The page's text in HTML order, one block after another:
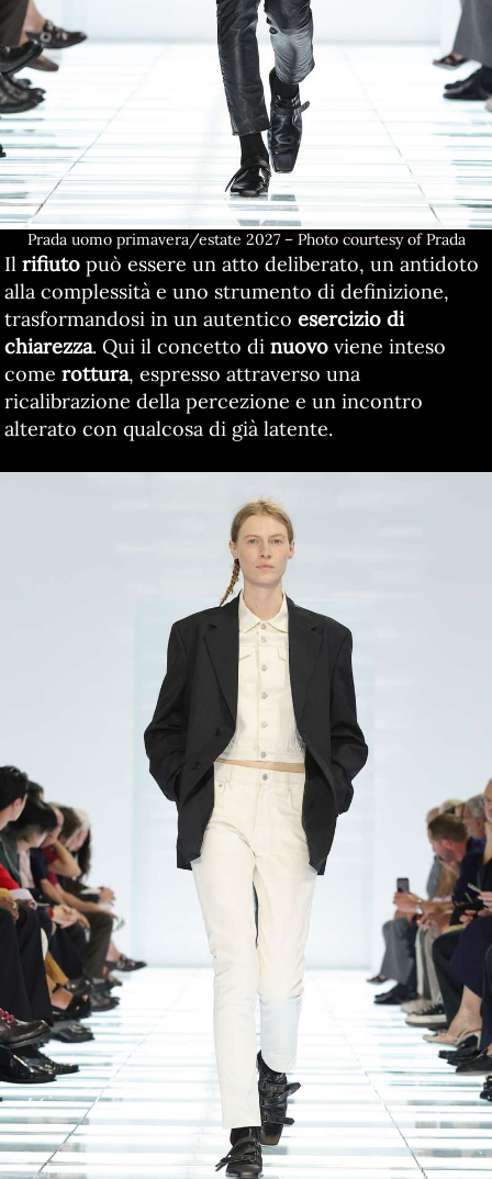
Prada uomo primavera/estate 2027 – Photo courtesy of Prada
Il rifiutopuò essere un atto deliberato, un antidoto
alla complessità e uno strumento di definizione,
trasformandosi in un autentico esercizio di
chiarezza. Qui il concetto di nuovoviene inteso
come rottura, espresso attraverso una
ricalibrazione della percezione e un incontro
alterato con qualcosa di già latente.